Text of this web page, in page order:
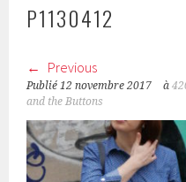
P1130412
Previous
Publié12 novembre 2017 à
and the Buttons